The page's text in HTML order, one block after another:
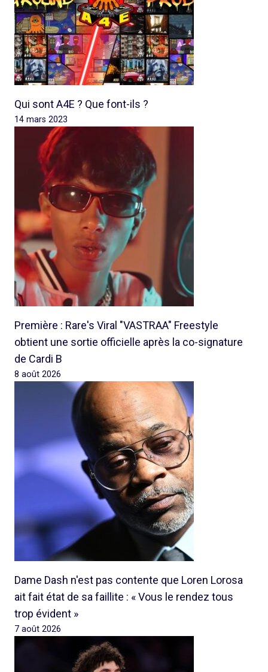
Qui sont A4E ? Que font-ils ?
14 mars 2023
Première : Rare's Viral "VASTRAA" Freestyle
obtient une sortie officielle après la co-signature
de Cardi B
8 août 2026
Dame Dash n'est pas contente que Loren Lorosa
ait fait état de sa faillite : « Vous le rendez tous
trop évident »
7 août 2026